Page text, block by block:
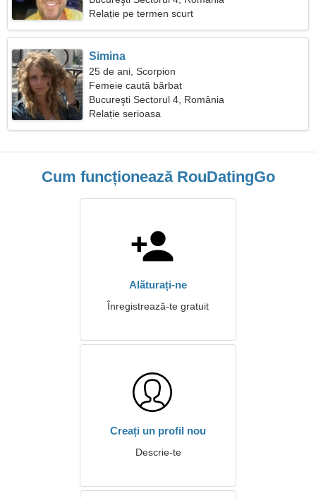
Relație pe termen scurt
Simina
25 de ani, Scorpion
Femeie caută bărbat
Bucureşti Sectorul 4, România
Relație serioasa
Cum funcționează RouDatingGo
Alăturați-ne
Înregistrează-te gratuit
Creați un profil nou
Descrie-te